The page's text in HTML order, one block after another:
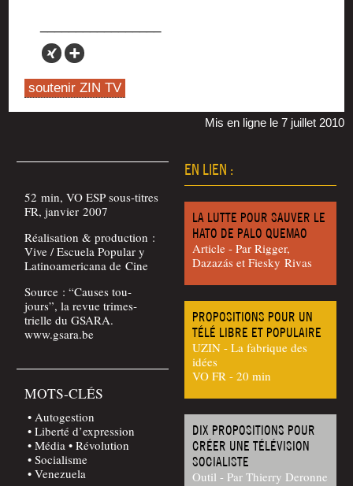
52 min, VO ESP sous-titres
FR, jan­vier 2007
Réa­li­sa­tion & pro­duc­tion :
Vive / Escue­la Popu­lar y
Lati­noa­me­ri­ca­na de Cine
Source : “Causes tou­
jours”, la revue tri­mes­
trielle du GSARA.
www.gsara.be
MOTS-CLÉS
Autogestion
Liberté d’expression
Média
Révolution
Socialisme
Venezuela
soutenir ZIN TV
Mis en ligne le 7 juillet 2010
EN LIEN :
LA LUTTE POUR SAUVER LE
HATO DE PALO QUEMAO
Article - Par Rig­ger,
Dazazás et Fies­ky Rivas
PROPOSITIONS POUR UN
TÉLÉ LIBRE ET POPULAIRE
UZIN - La fabrique des
idées
VO FR - 20 min
DIX PROPOSITIONS POUR
CRÉER UNE TÉLÉVISION
SOCIALISTE
Outil - Par Thierry Deronne